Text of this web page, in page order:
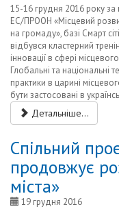
15-16 грудня 2016 року за
ЕС/ПРООН «Місцевий
на громаду», базі Смарт
відбувся кластерний
інновації в сфері
Глобальні та національні
практики в царині
бути застосовані в
Детальніше...
Спільний
продовжує
міста»
19 грудня 2016